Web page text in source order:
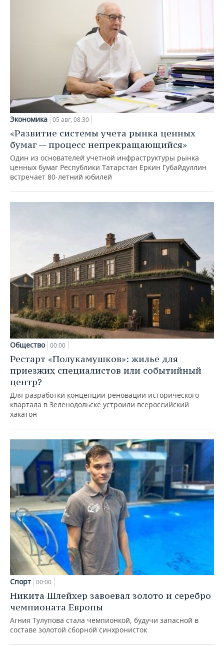
Экономика 05 авг, 08:30
«Развитие системы учета рынка ценных
бумаг — процесс непрекращающийся»
Один из основателей учетной инфраструктуры рынка
ценных бумаг Республики Татарстан Еркин Губайдуллин
встречает 80-летний юбилей
Общество 00:00
Рестарт «Полукамушков»: жилье для
приезжих специалистов или событийный
центр?
Для разработки концепции реновации исторического
квартала в Зеленодольске устроили всероссийский
хакатон
Спорт 00:00
Никита Шлейхер завоевал золото и серебро
чемпионата Европы
Агния Тулупова стала чемпионкой, будучи запасной в
составе золотой сборной синхронисток